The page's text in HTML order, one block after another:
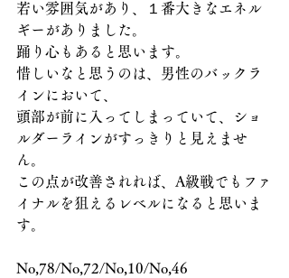
若い雰囲気があり、１番大きなエネル
ギーがありました。
踊り心もあると思います。
惜しいなと思うのは、男性のバックラ
インにおいて、
頭部が前に入ってしまっていて、ショ
ルダーラインがすっきりと見えませ
ん。
この点が改善されれば、A級戦でもファ
イナルを狙えるレベルになると思いま
す。
No,78/No,72/No,10/No,46